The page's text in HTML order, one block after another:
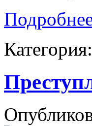
Категория: